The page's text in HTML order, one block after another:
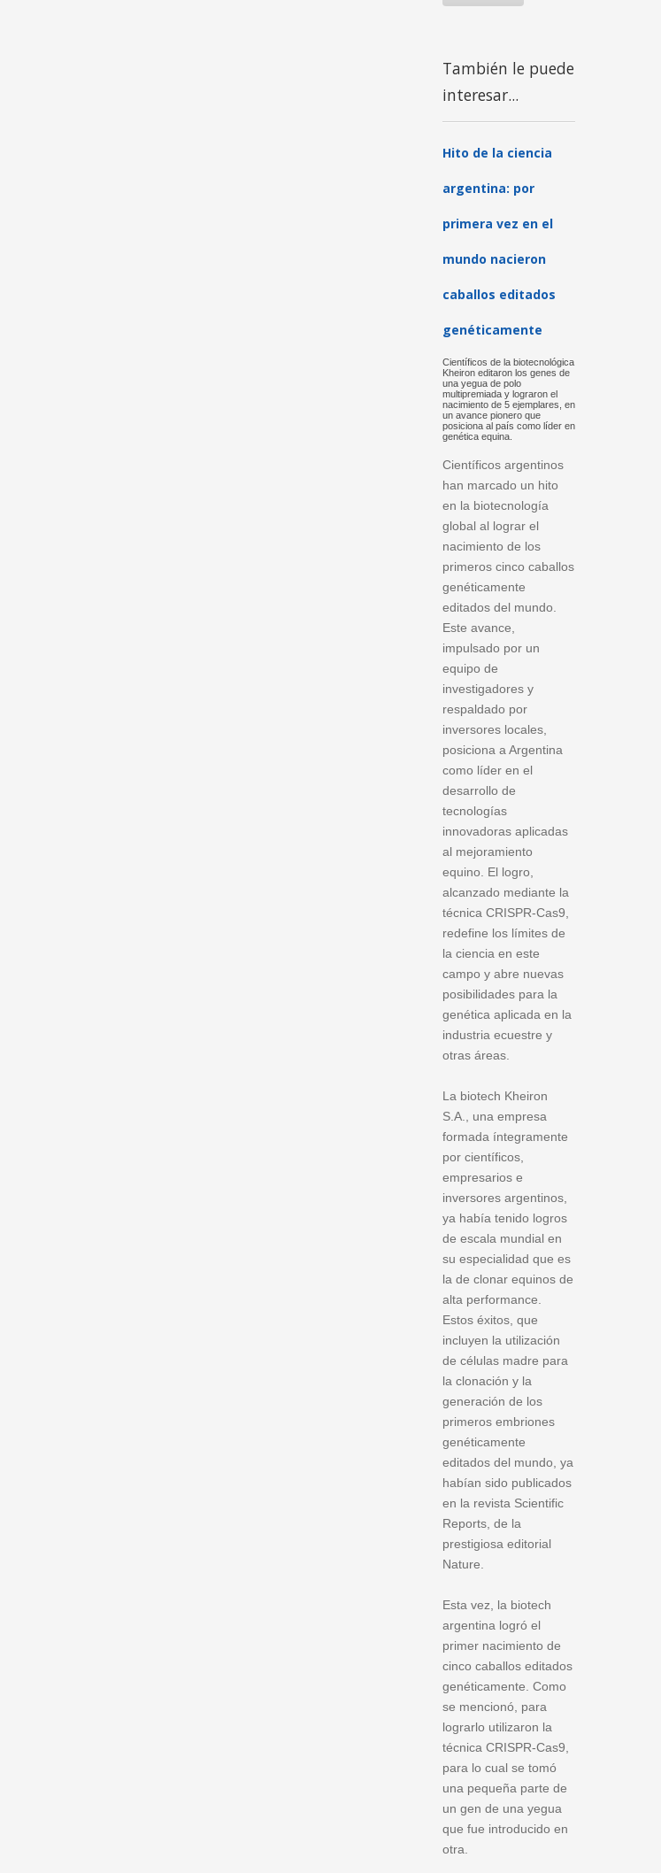
También le puede
interesar...
Hito de la ciencia
argentina: por
primera vez en el
mundo nacieron
caballos editados
genéticamente
Científicos de la biotecnológica
Kheiron editaron los genes de
una yegua de polo
multipremiada y lograron el
nacimiento de 5 ejemplares, en
un avance pionero que
posiciona al país como líder en
genética equina.
Científicos argentinos
han marcado un hito
en la biotecnología
global al lograr el
nacimiento de los
primeros cinco caballos
genéticamente
editados del mundo.
Este avance,
impulsado por un
equipo de
investigadores y
respaldado por
inversores locales,
posiciona a Argentina
como líder en el
desarrollo de
tecnologías
innovadoras aplicadas
al mejoramiento
equino. El logro,
alcanzado mediante la
técnica CRISPR-Cas9,
redefine los límites de
la ciencia en este
campo y abre nuevas
posibilidades para la
genética aplicada en la
industria ecuestre y
otras áreas.
La biotech Kheiron
S.A., una empresa
formada íntegramente
por científicos,
empresarios e
inversores argentinos,
ya había tenido logros
de escala mundial en
su especialidad que es
la de clonar equinos de
alta performance.
Estos éxitos, que
incluyen la utilización
de células madre para
la clonación y la
generación de los
primeros embriones
genéticamente
editados del mundo, ya
habían sido publicados
en la revista Scientific
Reports, de la
prestigiosa editorial
Nature.
Esta vez, la biotech
argentina logró el
primer nacimiento de
cinco caballos editados
genéticamente. Como
se mencionó, para
lograrlo utilizaron la
técnica CRISPR-Cas9,
para lo cual se tomó
una pequeña parte de
un gen de una yegua
que fue introducido en
otra.